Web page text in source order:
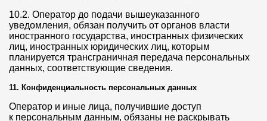
10.2. Оператор до подачи вышеуказанного
уведомления, обязан получить от органов власти
иностранного государства, иностранных физических
лиц, иностранных юридических лиц, которым
планируется трансграничная передача персональных
данных, соответствующие сведения.
11. Конфиденциальность персональных данных
Оператор и иные лица, получившие доступ
к персональным данным, обязаны не раскрывать